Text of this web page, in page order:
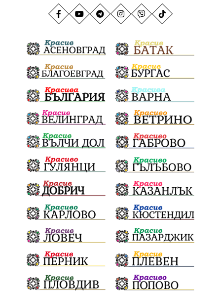
АндрейГюров НационаленРекорд Даулите
Отговорност БългарскиДух ОбщинскиСъвет
Полиграф ДетекторНаЛъжата МВР
ОбезпечителниМерки МестнаВласт Котел
СИК Ружица РайнаКнягиня
ВеселинОрешков Шофьори
НационаленШампион ОрлинОрлиновЕнчев
ВСС СъдебнаРеформа Шантаж
ПолитическиНатиск ЗаплахаЗаАрест
ПартияВеличие ЕкатеринаДафовска Тракия
ПТП Сливен КварталРечица Данъци
ПътнаИнфраструктура Асфалт